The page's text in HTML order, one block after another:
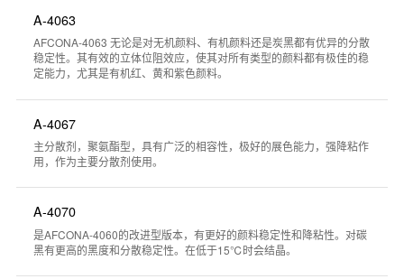
A-4063
AFCONA-4063 无论是对无机颜料、有机颜料还是炭黑都有优异的分散
稳定性。其有效的立体位阻效应，使其对所有类型的颜料都有极佳的稳
定能力，尤其是有机红、黄和紫色颜料。
A-4067
主分散剂，聚氨酯型，具有广泛的相容性，极好的展色能力，强降粘作
用，作为主要分散剂使用。
A-4070
是AFCONA-4060的改进型版本，有更好的颜料稳定性和降粘性。对碳
黑有更高的黑度和分散稳定性。在低于15℃时会结晶。